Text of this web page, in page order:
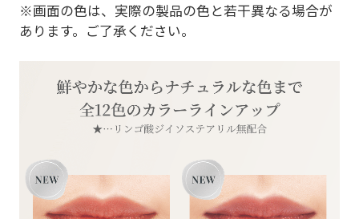
※画面の色は、実際の製品の色と若干異なる場合が
あります。ご了承ください。